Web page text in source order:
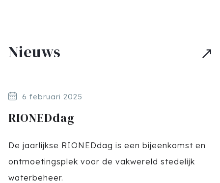
Nieuws
6 februari 2025
RIONEDdag
De jaarlijkse RIONEDdag is een bijeenkomst en
ontmoetingsplek voor de vakwereld stedelijk
waterbeheer.